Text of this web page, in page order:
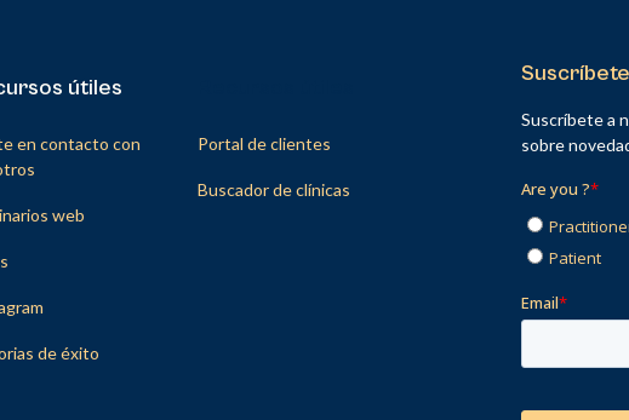
útiles
en contacto con
web
de éxito
Portal de clientes
Buscador de clínicas
Suscríbete
Suscríbete a
sobre